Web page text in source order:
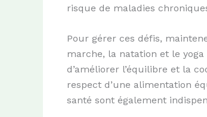
risque de maladies
Pour gérer ces défis,
marche, la natation et le
d’améliorer l’équilibre et la
respect d’une alimentation
santé sont également